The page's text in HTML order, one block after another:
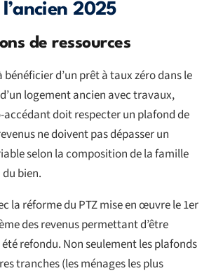
l’ancien 2025
de ressources
d’un prêt à taux zéro dans le
logement ancien avec travaux,
accédant doit respecter un plafond de
ne doivent pas dépasser un
selon la composition de la famille
bien.
la réforme du PTZ mise en œuvre le 1er
des revenus permettant d’être
été refondu. Non seulement les plafonds
tranches (les ménages les plus